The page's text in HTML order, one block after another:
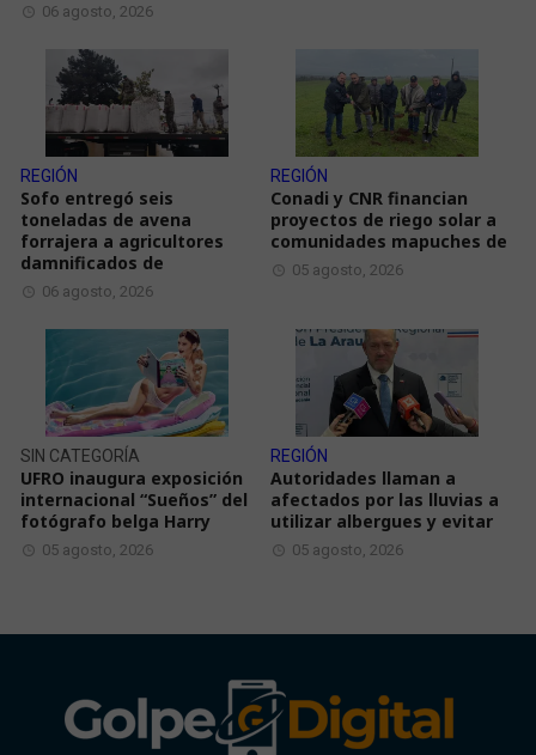
06 agosto, 2026
REGIÓN
Sofo entregó seis
toneladas de avena
forrajera a agricultores
damnificados de
06 agosto, 2026
REGIÓN
Conadi y CNR financian
proyectos de riego solar a
comunidades mapuches de
05 agosto, 2026
SIN CATEGORÍA
UFRO inaugura exposición
internacional “Sueños” del
fotógrafo belga Harry
05 agosto, 2026
REGIÓN
Autoridades llaman a
afectados por las lluvias a
utilizar albergues y evitar
05 agosto, 2026